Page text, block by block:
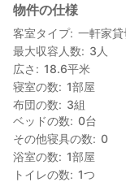
ここは、染めを通じ
日常を離れ、自分の
物件の仕様
客室タイプ 一軒家貸
最大収容人数
3 人
広さ
18.6平米
寝室の数
1部屋
布団の数
3組
ベッドの数
0台
その他寝具の数
0
浴室の数
1部屋
トイレの数
1つ